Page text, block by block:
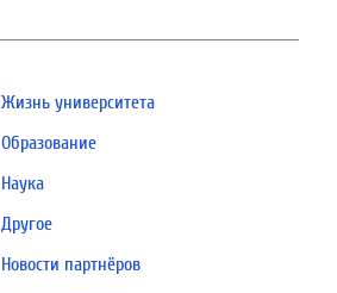
Жизнь университета
Образование
Наука
Другое
Новости партнёров